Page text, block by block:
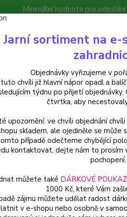
Minimální hodnota pro
můžete čekat nejpozději v
Poradna Kontakty
Annele de Keijzer Fuchsie - cena
de Keijzer
Jarní sortiment na e-
Objednávky vyřizujeme v
chvíli již hlavní nápor opadl a
týdnu po přijetí
čtvrtka, aby
upozornění: ve chvíli objednání
skladem, ale ojediněle se může
případě odečteme chybějící
kontaktovat, dejte nám to prosím
pochopení.
můžete také DÁRKOVÉ
1000 Kč, které Vám
zájmu můžete udělat radost
v e-shopu nebo osobně v